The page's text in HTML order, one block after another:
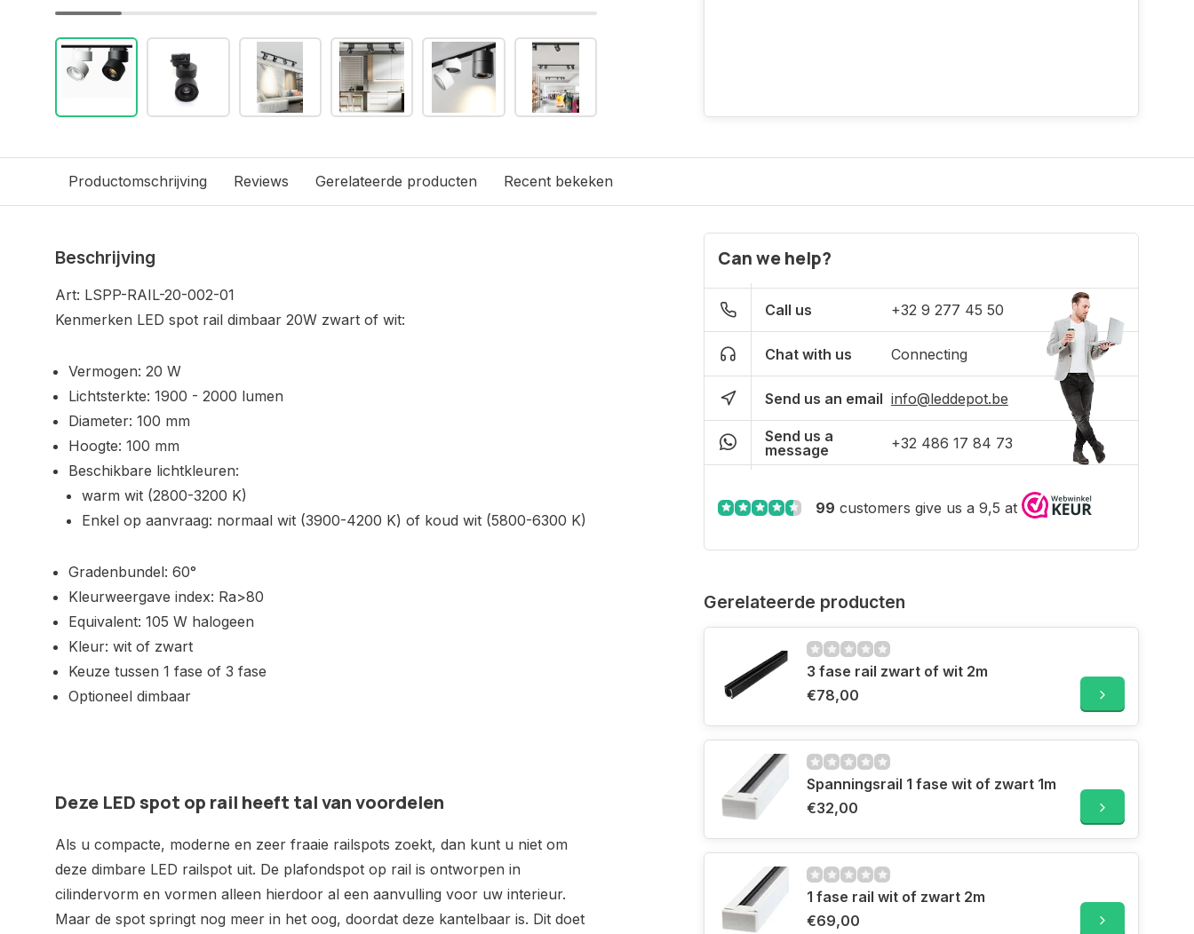
Productomschrijving Reviews Gerelateerde producten Recent bekeken
Beschrijving
Art: LSPP-RAIL-20-002-01
Kenmerken LED spot rail dimbaar 20W zwart of wit:
Vermogen: 20 W
Lichtsterkte: 1900 - 2000 lumen
Diameter: 100 mm
Hoogte: 100 mm
Beschikbare lichtkleuren:
warm wit (2800-3200 K)
Enkel op aanvraag: normaal wit (3900-4200 K) of koud wit (5800-6300 K)
Gradenbundel: 60°
Kleurweergave index: Ra>80
Equivalent: 105 W halogeen
Kleur: wit of zwart
Keuze tussen 1 fase of 3 fase
Optioneel dimbaar
Deze LED spot op rail heeft tal van voordelen
Als u compacte, moderne en zeer fraaie railspots zoekt, dan kunt u niet om
deze dimbare LED railspot uit. De plafondspot op rail is ontworpen in
cilindervorm en vormen alleen hierdoor al een aanvulling voor uw interieur.
Maar de spot springt nog meer in het oog, doordat deze kantelbaar is. Dit doet
Can we help?
Call us +32 9 277 45 50
Chat with us Connecting
Send us an email info@leddepot.be
Send us a
message
+32 486 17 84 73
99 customers give us a 9,5 at
Gerelateerde producten
3 fase rail zwart of wit 2m
€78,00
Spanningsrail 1 fase wit of zwart 1m
€32,00
1 fase rail wit of zwart 2m
€69,00